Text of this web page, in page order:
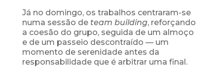
Já no domingo, os trabalhos centraram-se
numa sessão de team building, reforçando
a coesão do grupo, seguida de um almoço
e de um passeio descontraído — um
momento de serenidade antes da
responsabilidade que é arbitrar uma final.